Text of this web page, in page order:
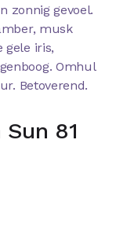
zonnig gevoel.
musk
gele iris,
Omhul
Betoverend.
81